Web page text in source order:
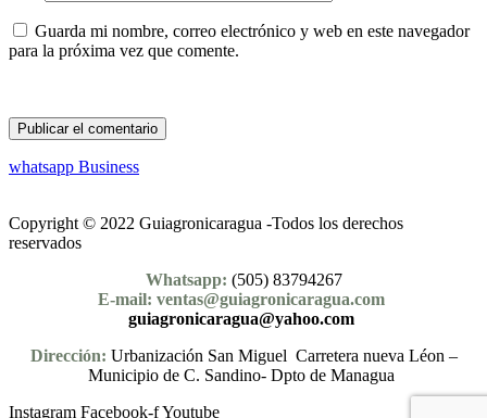
Guarda mi nombre, correo electrónico y web en este navegador
para la próxima vez que comente.
whatsapp Business
Copyright © 2022 Guiagronicaragua -Todos los derechos
reservados
Whatsapp: (505) 83794267
E-mail: ventas@guiagronicaragua.com
guiagronicaragua@yahoo.com
Dirección: Urbanización San Miguel Carretera nueva Léon –
Municipio de C. Sandino- Dpto de Managua
Instagram Facebook-fYoutube